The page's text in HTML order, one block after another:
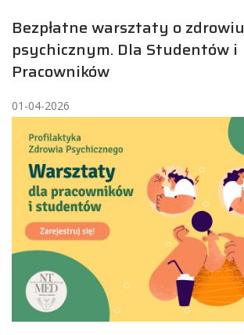
Bezpłatne warsztaty o zdrowiu
psychicznym. Dla Studentów i
Pracowników
01-04-2026